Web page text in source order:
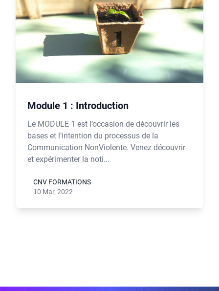
Module 1 : Introduction
Le MODULE 1 est l’occasion de découvrir les
bases et l’intention du processus de la
Communication NonViolente. Venez découvrir
et expérimenter la noti...
CNV FORMATIONS
10 Mar, 2022